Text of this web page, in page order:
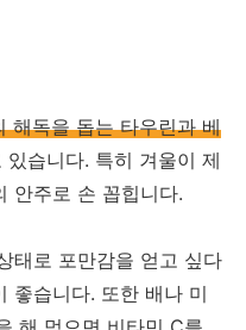
해독을 돕는 타우린과 베
있습니다. 특히 겨울이 제
안주로 손 꼽힙니다.
태로 포만감을 얻고 싶다
좋습니다. 또한 배나 미